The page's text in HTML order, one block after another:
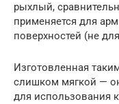
рыхлый,
применяется для
поверхностей (не
Изготовленная
слишком мягкой —
для использования